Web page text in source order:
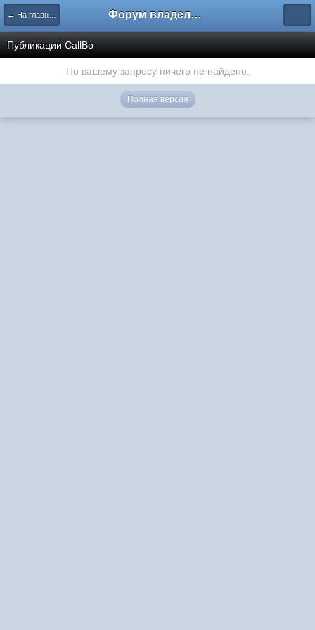
← На главную Форум владельцев интернет-магазинов
Публикации CallBo
По вашему запросу ничего не найдено.
Полная версия